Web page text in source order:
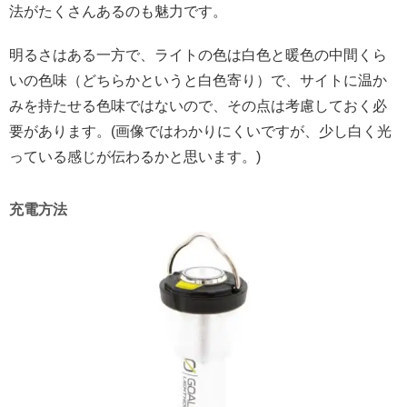
法がたくさんあるのも魅力です。
明るさはある一方で、ライトの色は白色と暖色の中間くら
いの色味（どちらかというと白色寄り）で、サイトに温か
みを持たせる色味ではないので、その点は考慮しておく必
要があります。(画像ではわかりにくいですが、少し白く光
っている感じが伝わるかと思います。)
充電方法